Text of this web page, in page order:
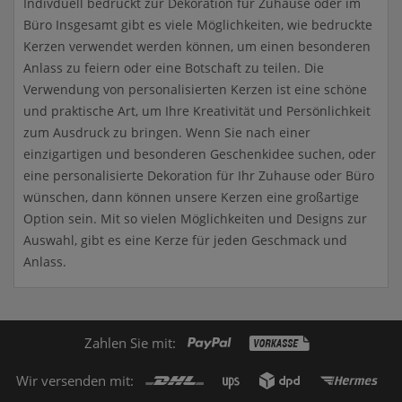
Büro Insgesamt gibt es viele Möglichkeiten, wie bedruckte
Kerzen verwendet werden können, um einen besonderen
Anlass zu feiern oder eine Botschaft zu teilen. Die
Verwendung von personalisierten Kerzen ist eine schöne
und praktische Art, um Ihre Kreativität und Persönlichkeit
zum Ausdruck zu bringen. Wenn Sie nach einer
einzigartigen und besonderen Geschenkidee suchen, oder
eine personalisierte Dekoration für Ihr Zuhause oder Büro
wünschen, dann können unsere Kerzen eine großartige
Option sein. Mit so vielen Möglichkeiten und Designs zur
Auswahl, gibt es eine Kerze für jeden Geschmack und
Anlass.
Zahlen Sie mit:
Wir versenden mit: